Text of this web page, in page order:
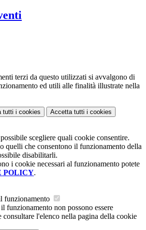
terzi da questo utilizzati si avvalgono di
ed utili alle finalità illustrate nella
tutti i cookies Accetta tutti i cookies
scegliere quali cookie consentire.
quelli che consentono il funzionamento della
disabilitarli.
i cookie necessari al funzionamento potete
POLICY.
funzionamento
funzionamento non possono essere
l'elenco nella pagina della cookie